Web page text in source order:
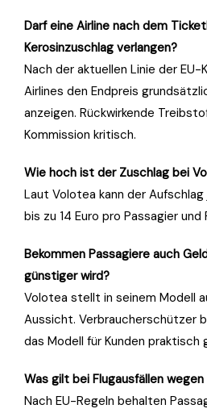
Darf eine Airline nach dem
Kerosinzuschlag verlangen?
Nach der aktuellen Linie der EU-
Airlines den Endpreis
anzeigen. Rückwirkende
Kommission kritisch.
Wie hoch ist der Zuschlag bei
Laut Volotea kann der
bis zu 14 Euro pro Passagier und
Bekommen Passagiere auch
günstiger wird?
Volotea stellt in seinem Modell
Aussicht. Verbraucherschützer
das Modell für Kunden
Was gilt bei Flugausfällen
Nach EU-Regeln behalten